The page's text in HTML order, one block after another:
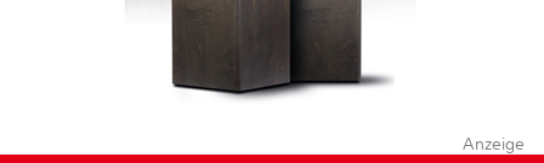
Anzeige